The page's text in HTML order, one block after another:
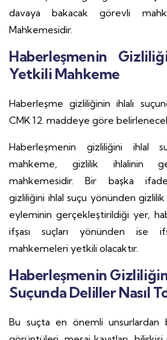
davaya bakacak görevli
Mahkemesidir.
Haberleşmenin
Yetkili Mahkeme
Haberleşme gizliliğinin ihlali
CMK 12. maddeye göre
Haberleşmenin gizliliğini ihlal
mahkeme, gizlilik ihlalinin
mahkemesidir. Bir başka
gizliliğini ihlal suçu yönünden
eyleminin gerçekleştirildiği yer,
ifşası suçları yönünden ise
mahkemeleri yetkili olacaktır.
Haberleşmenin
Suçunda Deliller Nasıl
Bu suçta en önemli unsurlardan